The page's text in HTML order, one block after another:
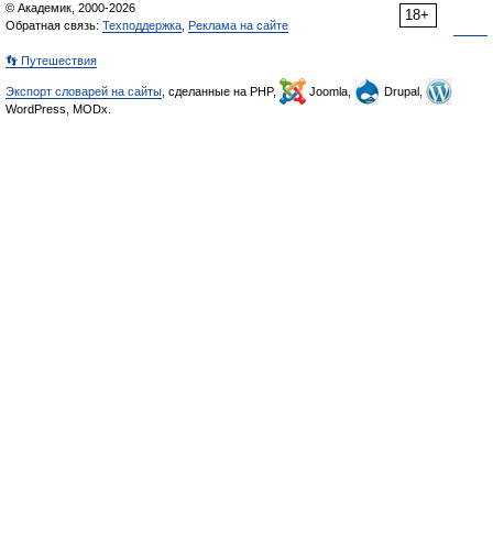
18+
© Академик, 2000-2026
Обратная связь: Техподдержка Реклама на сайте
👣 Путешествия
Экспорт словарей на сайты , сделанные на PHP, Joomla,
Drupal,
WordPress, MODx.